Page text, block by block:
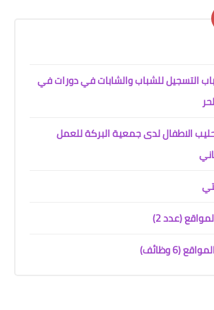
التسجيل للشباب والشابات في دورات في
الاطفال لدى جمعية البركة للعمل
(عدد 2)
(6 وظائف)